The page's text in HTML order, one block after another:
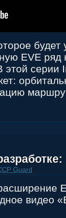
будет
EVE ряд
серии
Guard
видео